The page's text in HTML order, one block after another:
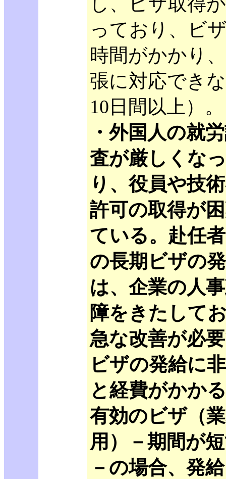
っており、ビ
時間がかかり
張に対応でき
10日間以上）。
・外国人の就
査が厳しくな
り、役員や技
許可の取得が
ている。赴任
の長期ビザの
は、企業の人
障をきたして
急な改善が必
ビザの発給に
と経費がかか
有効のビザ（
用）－期間が
－の場合、発